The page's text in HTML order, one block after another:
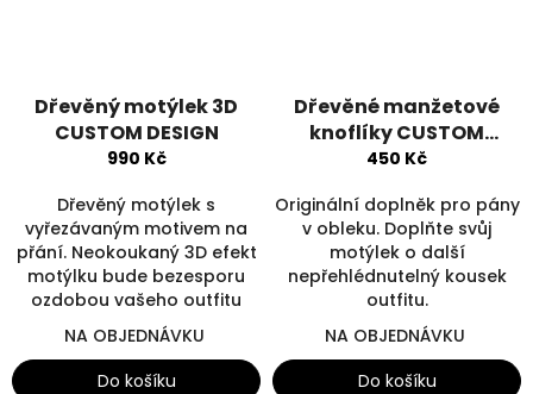
Dřevěný motýlek 3D
CUSTOM DESIGN
990 Kč
Dřevěný motýlek s
vyřezávaným motivem na
přání. Neokoukaný 3D efekt
motýlku bude bezesporu
ozdobou vašeho outfitu
NA OBJEDNÁVKU
Do košíku
Dřevěné manžetové
knoflíky CUSTOM
DESIGN
450 Kč
Originální doplněk pro pány
v obleku. Doplňte svůj
motýlek o další
nepřehlédnutelný kousek
outfitu.
NA OBJEDNÁVKU
Do košíku